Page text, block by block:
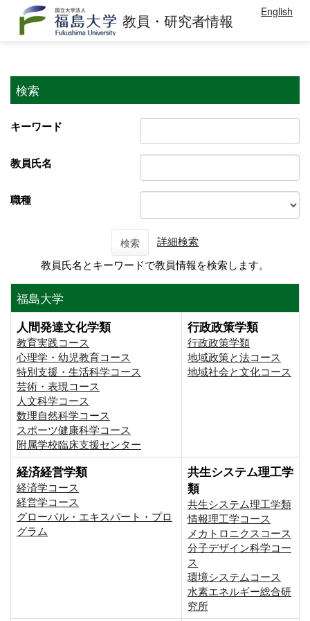
教員・研究者情報 English
検索
キーワード
教員氏名
職種
検索
詳細検索
教員氏名とキーワードで教員情報を検索します。
福島大学
人間発達文化学類
教育実践コース
心理学・幼児教育コース
特別支援・生活科学コース
芸術・表現コース
人文科学コース
数理自然科学コース
スポーツ健康科学コース
附属学校臨床支援センター
行政政策学類
行政政策学類
地域政策と法コース
地域社会と文化コース
経済経営学類
経済学コース
経営学コース
グローバル・エキスパート・プロ
グラム
共生システム理工学
類
共生システム理工学類
情報理工学コース
メカトロニクスコース
分子デザイン科学コー
ス
環境システムコース
⽔素エネルギー総合研
究所